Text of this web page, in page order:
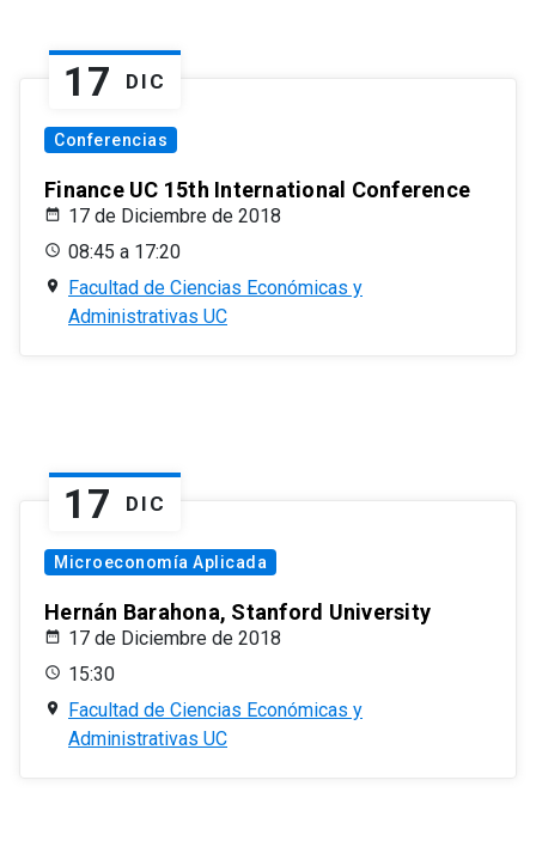
17 DIC
Conferencias
Finance UC 15th International Conference
17 de Diciembre de 2018
08:45 a 17:20
Facultad de Ciencias Económicas y
Administrativas UC
17 DIC
Microeconomía Aplicada
Hernán Barahona, Stanford University
17 de Diciembre de 2018
15:30
Facultad de Ciencias Económicas y
Administrativas UC